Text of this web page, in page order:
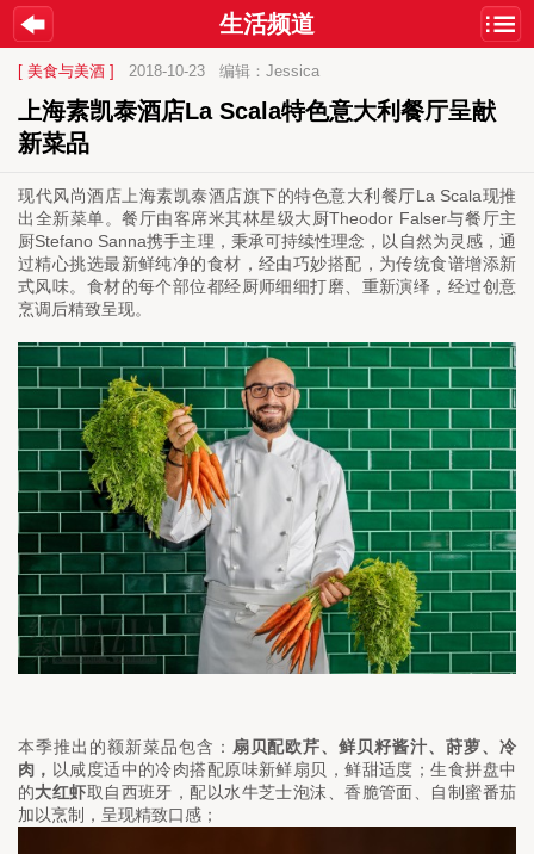
生活频道
[ 美食与美酒 ] 2018-10-23 编辑：Jessica
上海素凯泰酒店La Scala特色意大利餐厅呈献
新菜品
现代风尚酒店上海素凯泰酒店旗下的特色意大利餐厅La Scala现推
出全新菜单。餐厅由客席米其林星级大厨Theodor Falser与餐厅主
厨Stefano Sanna携手主理，秉承可持续性理念， 以自然为灵感，通
过精心挑选最新鲜纯净的食材，经由巧妙搭配，为传统食谱增添新
式风味。食材的每个部位都经厨师细细打磨、重新演绎，经过创意
烹调后精致呈现。
本季推出的额新菜品包含： 扇贝配欧芹、鲜贝籽酱汁、莳萝、冷
肉， 以咸度适中的冷肉搭配原味新鲜扇贝，鲜甜适度；生食拼盘中
的大红虾取自西班牙，配以水牛芝士泡沫、香脆管面、自制蜜番茄
加以烹制，呈现精致口感；